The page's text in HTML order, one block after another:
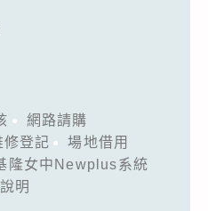
網路請購
修登記
場地借用
隆女中Newplus系統
明